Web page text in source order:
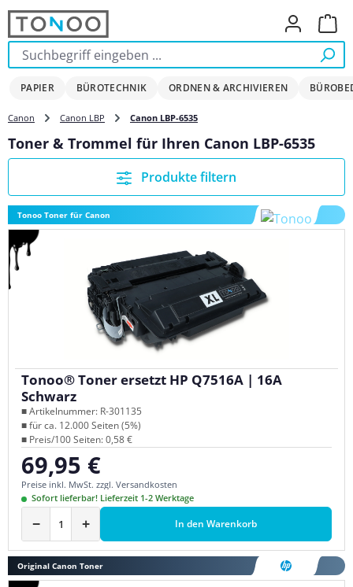
Zum Hauptinhalt springen
PAPIER BÜROTECHNIK ORDNEN & ARCHIVIEREN
Canon Canon LBP Canon LBP-6535
Toner & Trommel für Ihren Canon LBP-6535
Produkte filtern
Tonoo Toner für Canon
Tonoo® Toner ersetzt HP Q7516A | 16A
Schwarz
■ Artikelnummer: R-301135
■ für ca. 12.000 Seiten (5%)
■ Preis/100 Seiten: 0,58 €
Regulärer Preis:
69,95 €
Preise inkl. MwSt. zzgl. Versandkosten
Sofort lieferbar! Lieferzeit 1-2 Werktage
− + In den Warenkorb
Original Canon Toner